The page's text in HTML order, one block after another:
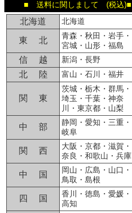
■ 送料に関しまして (税込)■
北海道 北海道
東 北
青森・秋田・岩手・
宮城・山形・福島
信 越 新潟・長野
北 陸 富山・石川・福井
関 東
茨城・栃木・群馬・
埼玉・千葉・神奈
川・東京都・山梨
中 部
静岡・愛知・三重・
岐阜
関 西
大阪・京都・滋賀・
奈良・和歌山・兵庫
中 国
岡山・広島・山口・
鳥取・島根
四 国
香川・徳島・愛媛・
高知